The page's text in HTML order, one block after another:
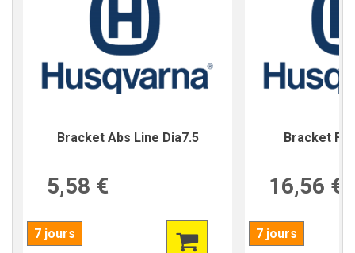
Bracket Abs Line Dia7.5
5,58 €
7 jours
Bracket
16,56 €
7 jours